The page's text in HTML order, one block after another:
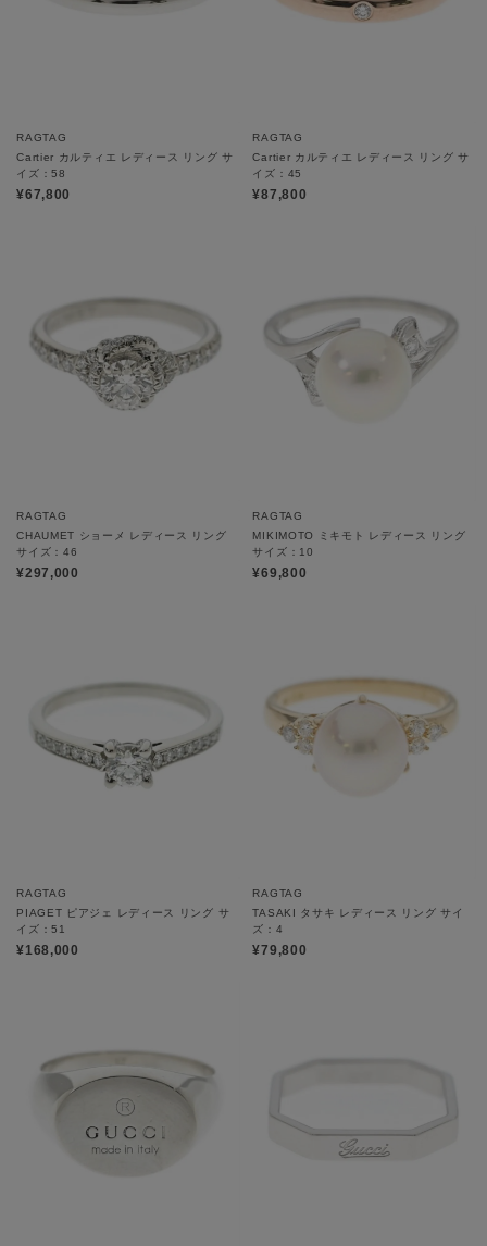
RAGTAG
Cartier カルティエ レディース リング サ
イズ：58
¥67,800
RAGTAG
Cartier カルティエ レディース リング サ
イズ：45
¥87,800
RAGTAG
CHAUMET ショーメ レディース リング
サイズ：46
¥297,000
RAGTAG
MIKIMOTO ミキモト レディース リング
サイズ：10
¥69,800
RAGTAG
PIAGET ピアジェ レディース リング サ
イズ：51
¥168,000
RAGTAG
TASAKI タサキ レディース リング サイ
ズ：4
¥79,800